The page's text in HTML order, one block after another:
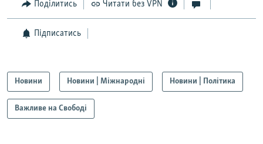
Поділитись Читати без VPN
Підписатись
Новини Новини | Міжнародні Новини | Політика
Важливе на Свободі